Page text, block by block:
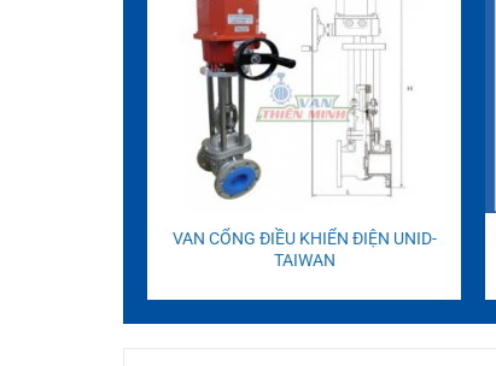
VAN CỔNG ĐIỀU KHIỂN ĐIỆN UNID-
TAIWAN